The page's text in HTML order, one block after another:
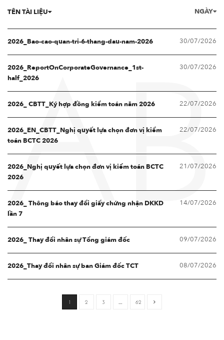
TÊN TÀI LIỆU NGÀY
2026_Bao-cao-quan-tri-6-thang-dau-nam-2026 30/07/2026
2026_ReportOnCorporateGovernance_1st-
half_2026
30/07/2026
2026_ CBTT_Ký hợp đồng kiểm toán năm 2026 22/07/2026
2026_EN_CBTT_Nghị quyết lựa chọn đơn vị kiểm
toán BCTC 2026
22/07/2026
2026_Nghị quyết lựa chọn đơn vị kiểm toán BCTC
2026
21/07/2026
2026_ Thông báo thay đổi giấy chứng nhận DKKD
lần 7
14/07/2026
2026_ Thay đổi nhân sự Tổng giám đốc 09/07/2026
2026_Thay đổi nhân sự ban Giám đốc TCT 08/07/2026
1 2 3 … 62